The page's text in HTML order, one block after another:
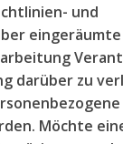
und
eingeräumte
darüber zu
Möchte